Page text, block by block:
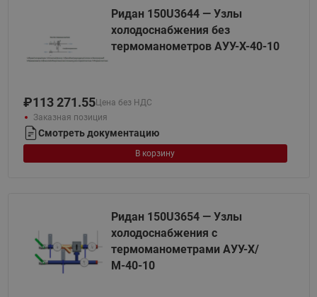
Ридан 150U3644 — Узлы
холодоснабжения без
термоманометров АУУ-Х-40-10
₽113 271.55Цена без НДС
Заказная позиция
Смотреть документацию
В корзину
Ридан 150U3654 — Узлы
холодоснабжения с
термоманометрами АУУ-Х/
М-40-10